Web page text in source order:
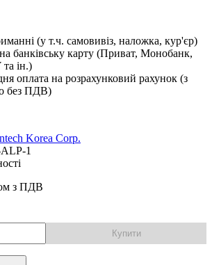
(у т.ч. самовивіз, наложка, кур'єр)
банківську карту (Приват, Монобанк,
ін.)
оплата на розрахунковий рахунок (з
без ПДВ)
Korea Corp.
1
з ПДВ
Купити